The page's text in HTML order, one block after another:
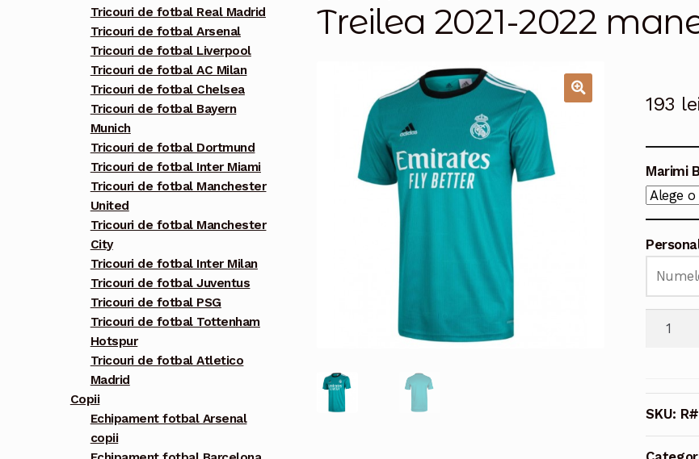
Treilea 2021-2022
193
Marimi
Madrid
Treilea
SKU:
Tricouri de fotbal Real Madrid
Tricouri de fotbal Arsenal
Tricouri de fotbal Liverpool
Tricouri de fotbal AC Milan
Tricouri de fotbal Chelsea
Tricouri de fotbal Bayern
Munich
Tricouri de fotbal Dortmund
Tricouri de fotbal Inter Miami
Tricouri de fotbal Manchester
United
Tricouri de fotbal Manchester
City
Tricouri de fotbal Inter Milan
Tricouri de fotbal Juventus
Tricouri de fotbal PSG
Tricouri de fotbal Tottenham
Hotspur
Tricouri de fotbal Atletico
Madrid
Copii
Echipament fotbal Arsenal
copii